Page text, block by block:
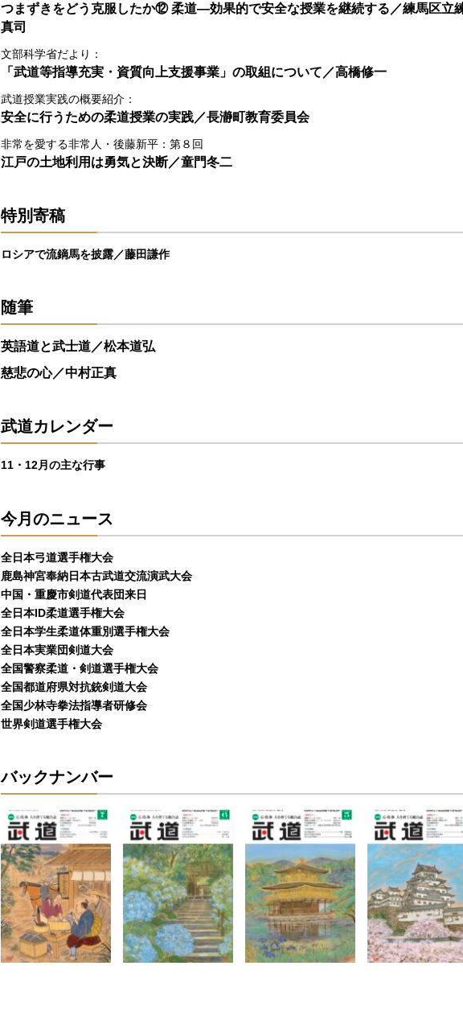
つまずきをどう克服したか⑫ 柔道―効果的で安全な授業を継続する／練馬区
真司
文部科学省だより：
「武道等指導充実・資質向上支援事業」の取組について／高橋修一
武道授業実践の概要紹介：
安全に行うための柔道授業の実践／長瀞町教育委員会
非常を愛する非常人・後藤新平：第８回
江戸の土地利用は勇気と決断／童門冬二
特別寄稿
ロシアで流鏑馬を披露／藤田謙作
随筆
英語道と武士道／松本道弘
慈悲の心／中村正真
武道カレンダー
11・12月の主な行事
今月のニュース
全日本弓道選手権大会
鹿島神宮奉納日本古武道交流演武大会
中国・重慶市剣道代表団来日
全日本ID柔道選手権大会
全日本学生柔道体重別選手権大会
全日本実業団剣道大会
全国警察柔道・剣道選手権大会
全国都道府県対抗銃剣道大会
全国少林寺拳法指導者研修会
世界剣道選手権大会
バックナンバー